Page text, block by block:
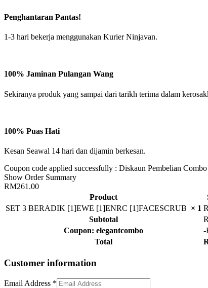
Penghantaran Pantas!
1-3 hari bekerja menggunakan Kurier Ninjavan.
100% Jaminan Pulangan Wang
Sekiranya produk yang sampai dari tarikh terima dalam
100% Puas Hati
Kesan Seawal 14 hari dan dijamin berkesan.
Coupon code applied successfully : Diskaun Pembelian Combo
Show Order Summary
RM261.00
Product
SET 3 BERADIK [1]EWE [1]ENRC [1]FACESCRUB × 1
Subtotal
Coupon: elegantcombo
-
Total
Customer information
Email Address *